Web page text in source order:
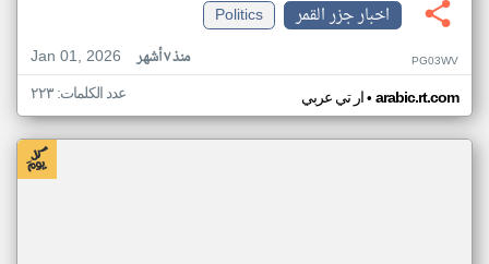
اخبار جزر القمر
Politics
Jan 01, 2026
منذ ٧ أشهر PG03WV
ار تي عربي• arabic.rt.com عدد الكلمات: ٢٢٣